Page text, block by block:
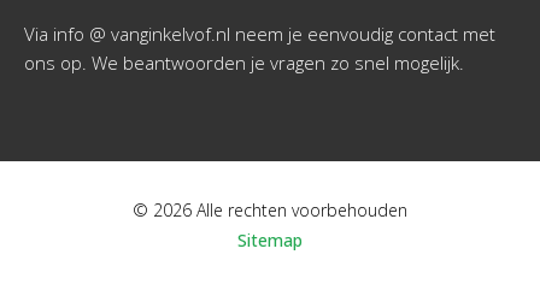
Via info @ vanginkelvof.nl neem je eenvoudig contact met
ons op. We beantwoorden je vragen zo snel mogelijk.
© 2026 Alle rechten voorbehouden
Sitemap